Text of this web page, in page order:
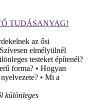
TUDÁSANYAG!
az ősi
elmélyülnél
testeket építenél?
forma? • Hogyan
• Mi a
különleges